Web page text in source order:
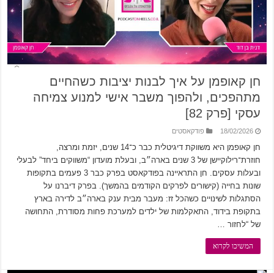
חן קאופמן על איך לבנות יציבות כשהחיים
מתהפכים, ולהפוך משבר אישי למנוע צמיחה
עסקי [פרק 82]
18/02/2026 פודקאסטים
חן קאופמן היא משווקת דיגיטלית כבר כ־14 שנים, יזמת ומרצה,
חוזרת־רילוקיישן של 3 שנים בארה״ב, ובעלת מועדון “משווקים ביחד” לבעלי
ובעלות עסקים. חן התראיינה בפודקאסט בפרק כבר 3 פעמים בתקופות
שונות בחייה (קישורים לפרקים הקודמים בהמשך). בפרק דיברנו על
הסתגלות לשינויים כשהכל זז: מעבר מבית ענק בארה״ב לדירה בארץ
בתקופת בידוד, התאקלמות של ילדים למערכת פחות מסודרת, התחושה
של “לחזור …
המשיכו לקרוא